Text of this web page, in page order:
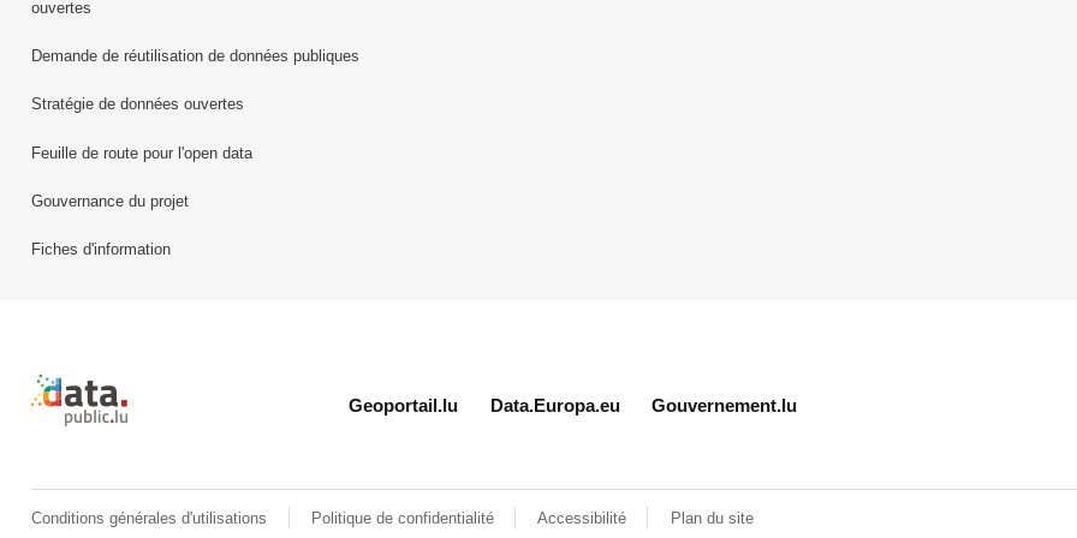
ouvertes
Demande de réutilisation de données publiques
Stratégie de données ouvertes
Feuille de route pour l'open data
Gouvernance du projet
Fiches d'information
Retour à l'accueil de data.public.lu
Geoportail.lu Data.Europa.eu Gouvernement.lu
Conditions générales d'utilisations Politique de confidentialité Accessibilité Plan du site